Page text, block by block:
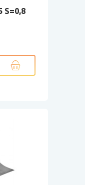
S=0,8